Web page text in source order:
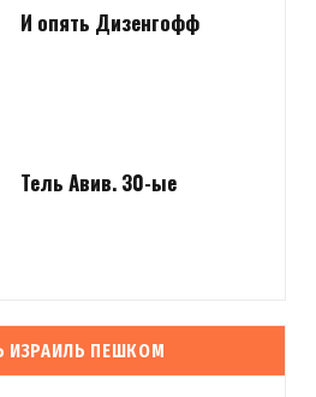
И опять Дизенгофф
Тель Авив. 30-ые
ИЗРАИЛЬ ПЕШКОМ